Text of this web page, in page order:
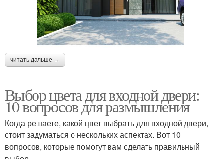
читать дальше →
Выбор цвета для входной двери:
10 вопросов для размышления
Когда решаете, какой цвет выбрать для входной двери,
стоит задуматься о нескольких аспектах. Вот 10
вопросов, которые помогут вам сделать правильный